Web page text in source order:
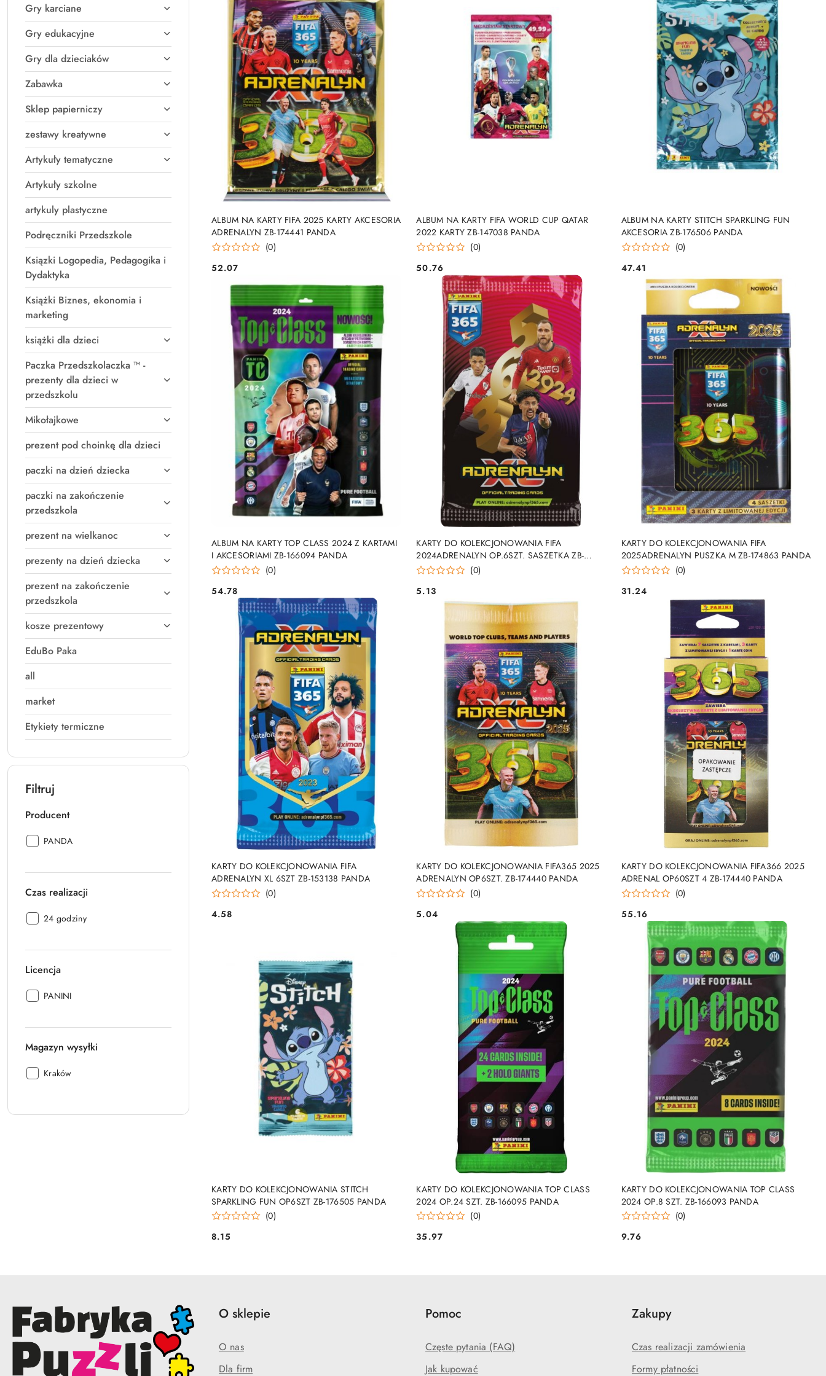
Gry karciane
Gry edukacyjne
Gry dla dzieciaków
Zabawka
Sklep papierniczy
zestawy kreatywne
Artykuły tematyczne
Artykuły szkolne
artykuly plastyczne
Podręczniki Przedszkole
Ksiązki Logopedia, Pedagogika i
Dydaktyka
Książki Biznes, ekonomia i
marketing
książki dla dzieci
Paczka Przedszkolaczka ™ -
prezenty dla dzieci w
przedszkolu
Mikołajkowe
prezent pod choinkę dla dzieci
paczki na dzień dziecka
paczki na zakończenie
przedszkola
prezent na wielkanoc
prezenty na dzień dziecka
prezent na zakończenie
przedszkola
kosze prezentowy
EduBo Paka
all
market
Etykiety termiczne
Filtruj
Producent
Producent:
PANDA
Czas realizacji
Czas
24 godziny
Licencja
Licencja:
PANINI
Magazyn wysyłki
Magazyn
Kraków
ALBUM NA KARTY FIFA 2025 KARTY AKCESORIA
ADRENALYN ZB-174441 PANDA
(0)
Cena:
52.07
PRODUKT NIEDOSTĘPNY
ALBUM NA KARTY FIFA WORLD CUP QATAR
2022 KARTY ZB-147038 PANDA
(0)
Cena:
50.76
PRODUKT NIEDOSTĘPNY
ALBUM NA KARTY STITCH SPARKLING FUN
AKCESORIA ZB-176506 PANDA
(0)
Cena:
47.41
PRODUKT NIEDOSTĘPNY
ALBUM NA KARTY TOP CLASS 2024 Z KARTAMI
I AKCESORIAMI ZB-166094 PANDA
(0)
Cena:
54.78
PRODUKT NIEDOSTĘPNY
KARTY DO KOLEKCJONOWANIA FIFA
2024ADRENALYN OP.6SZT. SASZETKA ZB-
158182 PANDA(0)
Cena:
5.13
PRODUKT NIEDOSTĘPNY
KARTY DO KOLEKCJONOWANIA FIFA
2025ADRENALYN PUSZKA M ZB-174863 PANDA
(0)
Cena:
31.24
PRODUKT NIEDOSTĘPNY
KARTY DO KOLEKCJONOWANIA FIFA
ADRENALYN XL 6SZT ZB-153138 PANDA
(0)
Cena:
4.58
PRODUKT NIEDOSTĘPNY
KARTY DO KOLEKCJONOWANIA FIFA365 2025
ADRENALYN OP6SZT. ZB-174440 PANDA
(0)
Cena:
5.04
PRODUKT NIEDOSTĘPNY
KARTY DO KOLEKCJONOWANIA FIFA366 2025
ADRENAL OP60SZT 4 ZB-174440 PANDA
(0)
Cena:
55.16
PRODUKT NIEDOSTĘPNY
KARTY DO KOLEKCJONOWANIA STITCH
SPARKLING FUN OP6SZT ZB-176505 PANDA
(0)
Cena:
8.15
KARTY DO KOLEKCJONOWANIA TOP CLASS
2024 OP.24 SZT. ZB-166095 PANDA
(0)
Cena:
35.97
KARTY DO KOLEKCJONOWANIA TOP CLASS
2024 OP.8 SZT. ZB-166093 PANDA
(0)
Cena:
9.76
O sklepie
O nas
Dla firm
Pomoc
Częste pytania (FAQ)
Jak kupować
Zakupy
Czas realizacji zamówienia
Formy płatności